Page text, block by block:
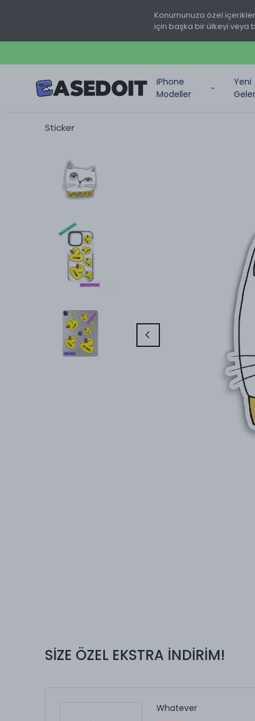
Konumunuza özel
için başka bir ülkeyi veya
iPhone
Modeller
Yeni
Sticker
SİZE ÖZEL EKSTRA İNDİRİM!
Whatever